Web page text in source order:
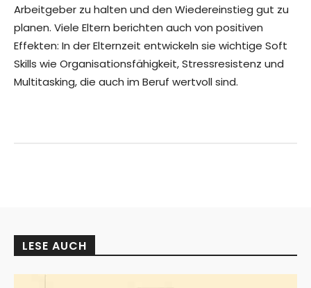
Arbeitgeber zu halten und den Wiedereinstieg gut zu
planen. Viele Eltern berichten auch von positiven
Effekten: In der Elternzeit entwickeln sie wichtige Soft
Skills wie Organisationsfähigkeit, Stressresistenz und
Multitasking, die auch im Beruf wertvoll sind.
LESE AUCH